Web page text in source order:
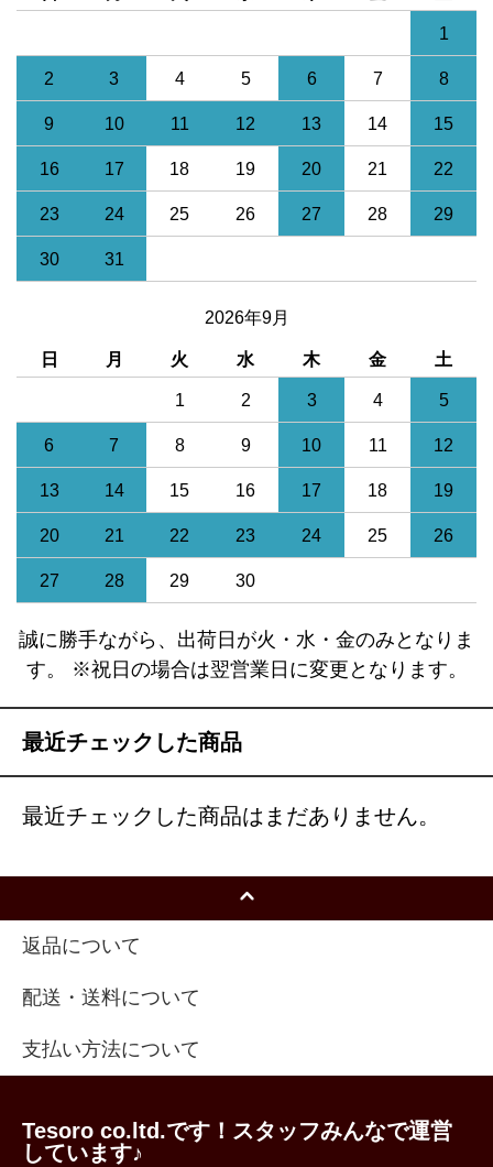
1
2 3 4 5 6 7 8
9 10 11 12 13 14 15
16 17 18 19 20 21 22
23 24 25 26 27 28 29
30 31
2026年9月
日 月 火 水 木 金 土
1 2 3 4 5
6 7 8 9 10 11 12
13 14 15 16 17 18 19
20 21 22 23 24 25 26
27 28 29 30
誠に勝手ながら、出荷日が火・水・金のみとなりま
す。 ※祝日の場合は翌営業日に変更となります。
最近チェックした商品
最近チェックした商品はまだありません。
返品について
配送・送料について
支払い方法について
Tesoro co.ltd.です！スタッフみんなで運営
しています♪